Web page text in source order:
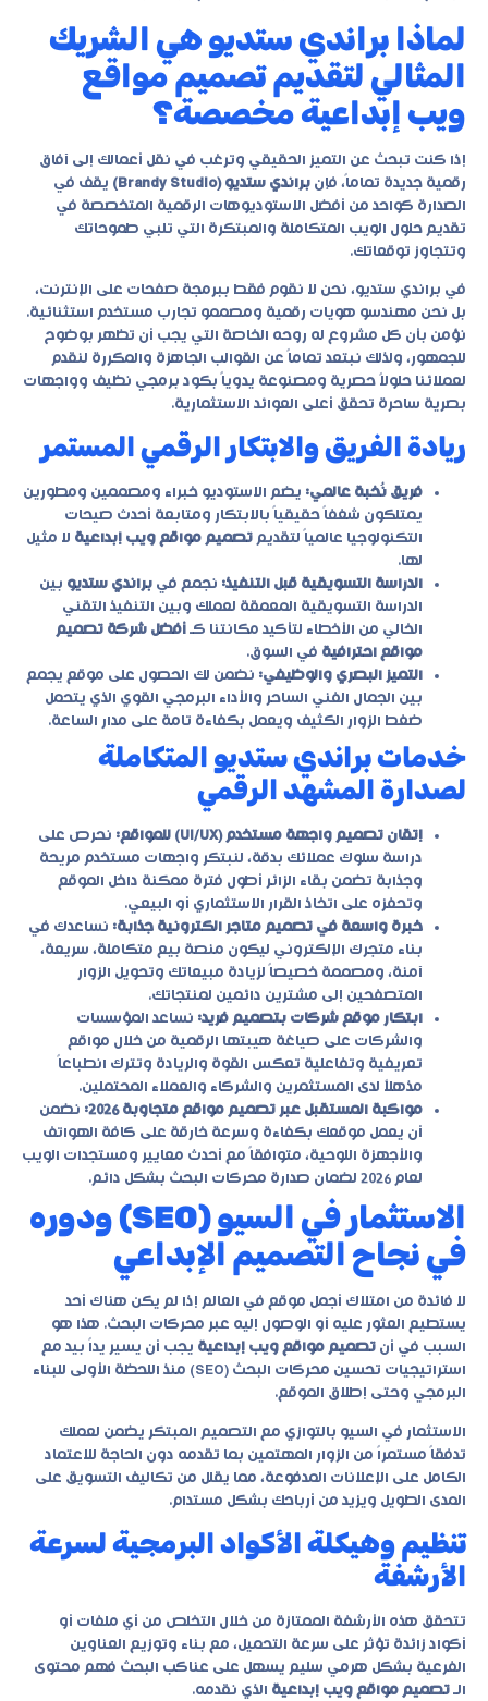
لماذا براندي ستديو هي الشريك
المثالي لتقديم تصميم مواقع
ويب إبداعية مخصصة؟
إذا كنت تبحث عن التميز الحقيقي وترغب في نقل أعمالك إلى آفاق
رقمية جديدة تماماً، فإن براندي ستديو (Brandy Studio)
يقف في
الصدارة كواحد من أفضل الاستوديوهات الرقمية المتخصصة في
تقديم حلول الويب المتكاملة والمبتكرة التي تلبي طموحاتك
وتتجاوز توقعاتك.
في براندي ستديو، نحن لا نقوم فقط ببرمجة صفحات على الإنترنت،
بل نحن مهندسو هويات رقمية ومصممو تجارب مستخدم استثنائية.
نؤمن بأن كل مشروع له روحه الخاصة التي يجب أن تظهر بوضوح
للجمهور، ولذلك نبتعد تماماً عن القوالب الجاهزة والمكررة لنقدم
لعملائنا حلولاً حصرية ومصنوعة يدوياً بكود برمجي نظيف وواجهات
بصرية ساحرة تحقق أعلى العوائد الاستثمارية.
ريادة الفريق والابتكار الرقمي المستمر
فريق نُخبة عالمي: يضم الاستوديو خبراء ومصممين ومطورين
يمتلكون شغفاً حقيقياً بالابتكار ومتابعة أحدث صيحات
التكنولوجيا عالمياً لتقديم تصميم مواقع ويب إبداعية لا مثيل
لها.
الدراسة التسويقية قبل التنفيذ: نجمع في براندي ستديو بين
الدراسة التسويقية المعمقة لعملك وبين التنفيذ التقني
الخالي من الأخطاء لتأكيد مكانتنا كـ أفضل شركة تصميم
مواقع احترافية في السوق.
التميز البصري والوظيفي: نضمن لك الحصول على موقع يجمع
بين الجمال الفني الساحر والأداء البرمجي القوي الذي يتحمل
ضغط الزوار الكثيف ويعمل بكفاءة تامة على مدار الساعة.
خدمات براندي ستديو المتكاملة
لصدارة المشهد الرقمي
إتقان تصميم واجهة مستخدم (UI/UX) للمواقع:
نحرص على
دراسة سلوك عملائك بدقة، لنبتكر واجهات مستخدم مريحة
وجذابة تضمن بقاء الزائر أطول فترة ممكنة داخل الموقع
وتحفزه على اتخاذ القرار الاستثماري أو البيعي.
خبرة واسعة في تصميم متاجر الكترونية جذابة: نساعدك في
بناء متجرك الإلكتروني ليكون منصة بيع متكاملة، سريعة،
آمنة، ومصممة خصيصاً لزيادة مبيعاتك وتحويل الزوار
المتصفحين إلى مشترين دائمين لمنتجاتك.
ابتكار موقع شركات بتصميم فريد: نساعد المؤسسات
والشركات على صياغة هيبتها الرقمية من خلال مواقع
تعريفية وتفاعلية تعكس القوة والريادة وتترك انطباعاً
مذهلاً لدى المستثمرين والشركاء والعملاء المحتملين.
مواكبة المستقبل عبر تصميم مواقع متجاوبة 2026:
نضمن
أن يعمل موقعك بكفاءة وسرعة خارقة على كافة الهواتف
والأجهزة اللوحية، متوافقاً مع أحدث معايير ومستجدات الويب
لعام 2026 لضمان صدارة محركات البحث بشكل دائم.
الاستثمار في السيو (SEO) ودوره
في نجاح التصميم الإبداعي
لا فائدة من امتلاك أجمل موقع في العالم إذا لم يكن هناك أحد
يستطيع العثور عليه أو الوصول إليه عبر محركات البحث. هذا هو
السبب في أن تصميم مواقع ويب إبداعية يجب أن يسير يداً بيد مع
استراتيجيات تحسين محركات البحث (SEO) منذ اللحظة الأولى للبناء
البرمجي وحتى إطلاق الموقع.
الاستثمار في السيو بالتوازي مع التصميم المبتكر يضمن لعملك
تدفقاً مستمراً من الزوار المهتمين بما تقدمه دون الحاجة للاعتماد
الكامل على الإعلانات المدفوعة، مما يقلل من تكاليف التسويق على
المدى الطويل ويزيد من أرباحك بشكل مستدام.
تنظيم وهيكلة الأكواد البرمجية لسرعة
الأرشفة
تتحقق هذه الأرشفة الممتازة من خلال التخلص من أي ملفات أو
أكواد زائدة تؤثر على سرعة التحميل، مع بناء وتوزيع العناوين
الفرعية بشكل هرمي سليم يسهل على عناكب البحث فهم محتوى
الـ تصميم مواقع ويب إبداعية الذي نقدمه.